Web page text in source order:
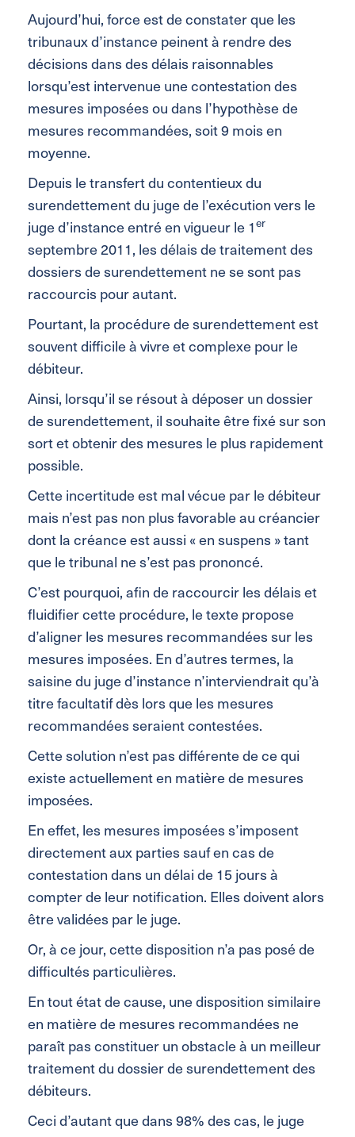
Aujourd’hui, force est de constater que les
tribunaux d’instance peinent à rendre des
décisions dans des délais raisonnables
lorsqu’est intervenue une contestation des
mesures imposées ou dans l’hypothèse de
mesures recommandées, soit 9 mois en
moyenne.
Depuis le transfert du contentieux du
surendettement du juge de l’exécution vers le
juge d’instance entré en vigueur le 1er
septembre 2011, les délais de traitement des
dossiers de surendettement ne se sont pas
raccourcis pour autant.
Pourtant, la procédure de surendettement est
souvent difficile à vivre et complexe pour le
débiteur.
Ainsi, lorsqu’il se résout à déposer un dossier
de surendettement, il souhaite être fixé sur son
sort et obtenir des mesures le plus rapidement
possible.
Cette incertitude est mal vécue par le débiteur
mais n’est pas non plus favorable au créancier
dont la créance est aussi « en suspens » tant
que le tribunal ne s’est pas prononcé.
C’est pourquoi, afin de raccourcir les délais et
fluidifier cette procédure, le texte propose
d’aligner les mesures recommandées sur les
mesures imposées. En d’autres termes, la
saisine du juge d’instance n’interviendrait qu’à
titre facultatif dès lors que les mesures
recommandées seraient contestées.
Cette solution n’est pas différente de ce qui
existe actuellement en matière de mesures
imposées.
En effet, les mesures imposées s’imposent
directement aux parties sauf en cas de
contestation dans un délai de 15 jours à
compter de leur notification. Elles doivent alors
être validées par le juge.
Or, à ce jour, cette disposition n’a pas posé de
difficultés particulières.
En tout état de cause, une disposition similaire
en matière de mesures recommandées ne
paraît pas constituer un obstacle à un meilleur
traitement du dossier de surendettement des
débiteurs.
Ceci d’autant que dans 98% des cas, le juge